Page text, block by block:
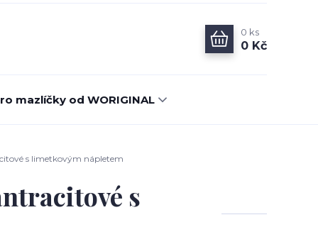
0 ks
0 Kč
mazlíčky od WORIGINAL
s limetkovým nápletem
s